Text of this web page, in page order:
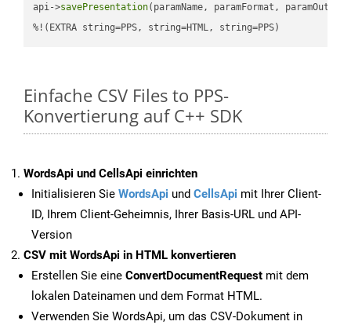
api->savePresentation(paramName, paramFormat,
%!(EXTRA string=PPS, string=HTML, string=PPS)
Einfache CSV Files to PPS-
Konvertierung auf C++ SDK
WordsApi und CellsApi einrichten
Initialisieren Sie WordsApi und CellsApi mit Ihrer Client-
ID, Ihrem Client-Geheimnis, Ihrer Basis-URL und API-
Version
CSV mit WordsApi in HTML konvertieren
Erstellen Sie eine ConvertDocumentRequest mit dem
lokalen Dateinamen und dem Format HTML.
Verwenden Sie WordsApi, um das CSV-Dokument in